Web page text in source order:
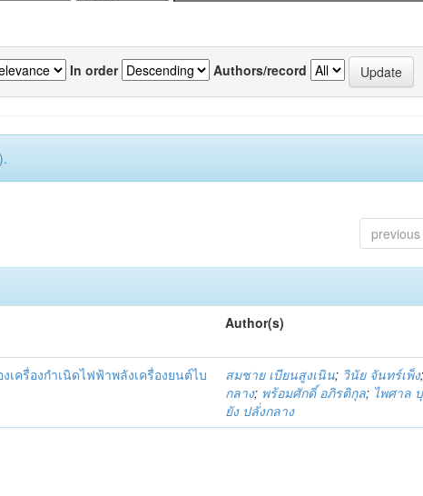
In order Authors/record
previous
Author(s)
ครื่องกำเนิดไฟฟ้าพลังเครื่องยนต์ไบ
สมชาย เบียนสูงเนิน; วินัย จันทร์เพ็ง;
กลาง; พร้อมศักดิ์ อภิรติกุล; ไพศาล
ยัง ปลั่งกลาง